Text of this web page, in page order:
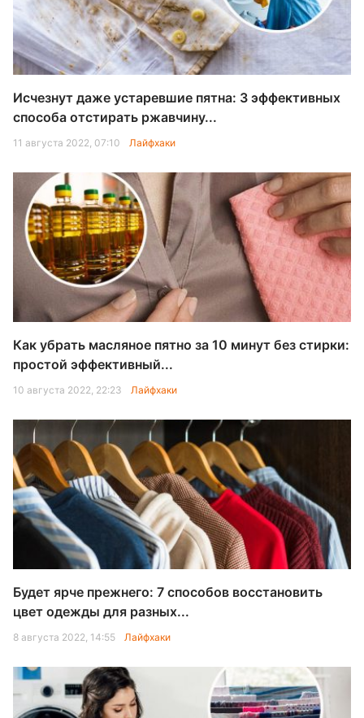
Исчезнут даже устаревшие пятна: 3 эффективных
способа отстирать ржавчину...
11 августа 2022, 07:10 Лайфхаки
Как убрать масляное пятно за 10 минут без стирки:
простой эффективный...
10 августа 2022, 22:23 Лайфхаки
Будет ярче прежнего: 7 способов восстановить
цвет одежды для разных...
8 августа 2022, 14:55 Лайфхаки